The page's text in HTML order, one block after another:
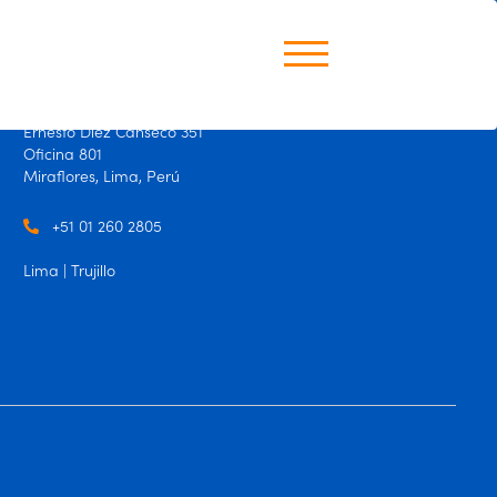
Ernesto Diez Canseco 351
Oficina 801
Miraflores, Lima, Perú
+51 01 260 2805
Lima | Trujillo